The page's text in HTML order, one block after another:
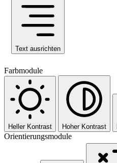
Text ausrichten
Farbmodule
Heller Kontrast Hoher Kontrast
Orientierungsmodule